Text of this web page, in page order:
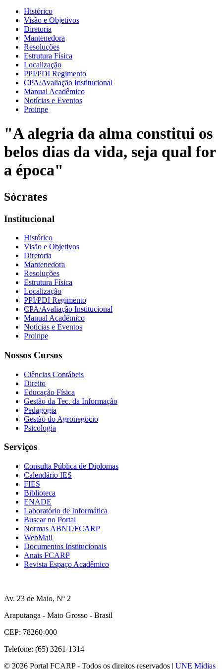
Histórico
Visão e Objetivos
Diretoria
Mantenedora
Resoluções
Estrutura Física
Localização
PPI/PDI Regimento
CPA/Avaliação Institucional
Manual Acadêmico
Notícias e Eventos
Proinpe
"A alegria da alma constitui os
belos dias da vida, seja qual for
a época"
Sócrates
Institucional
Histórico
Visão e Objetivos
Diretoria
Mantenedora
Resoluções
Estrutura Física
Localização
PPI/PDI Regimento
CPA/Avaliação Institucional
Manual Acadêmico
Notícias e Eventos
Proinpe
Nossos Cursos
Ciências Contábeis
Direito
Educação Física
Gestão da Tec. da Informação
Pedagogia
Gestão do Agronegócio
Psicologia
Serviços
Consulta Pública de Diplomas
Calendário IES
FIES
Biblioteca
ENADE
Laboratório de Informática
Buscar no Portal
Normas ABNT/FCARP
WebMail
Documentos Institucionais
Anais FCARP
Revista Espaço Acadêmico
Av. 23 de Maio, Nº 2
Araputanga - Mato Grosso - Brasil
CEP: 78260-000
Telefone: (65) 3261-1314
© 2026 Portal FCARP - Todos os direitos reservados | UNE Mídias